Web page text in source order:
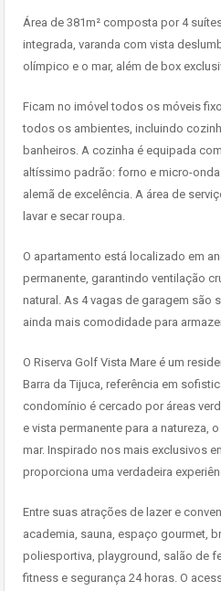
Área de 381m² composta por 4
integrada, varanda com vista
olímpico e o mar, além de box
Ficam no imóvel todos os móveis
todos os ambientes, incluindo
banheiros. A cozinha é equipada
altíssimo padrão: forno e micro-
alemã de excelência. A área de
lavar e secar roupa.
O apartamento está localizado em
permanente, garantindo ventilação
natural. As 4 vagas de garagem são
ainda mais comodidade para
O Riserva Golf Vista Mare é um
Barra da Tijuca, referência em
condomínio é cercado por áreas
e vista permanente para a natureza,
mar. Inspirado nos mais exclusivos
proporciona uma verdadeira
Entre suas atrações de lazer e
academia, sauna, espaço gourmet,
poliesportiva, playground, salão de
fitness e segurança 24 horas. O